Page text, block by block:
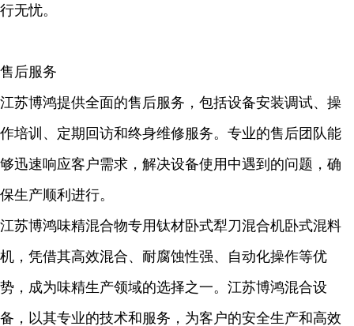
行无忧。
售后服务
江苏博鸿提供全面的售后服务，包括设备安装调试、操
作培训、定期回访和终身维修服务。专业的售后团队能
够迅速响应客户需求，解决设备使用中遇到的问题，确
保生产顺利进行。
江苏博鸿味精混合物专用钛材卧式犁刀混合机卧式混料
机，凭借其高效混合、耐腐蚀性强、自动化操作等优
势，成为味精生产领域的选择之一。江苏博鸿混合设
备，以其专业的技术和服务，为客户的安全生产和高效